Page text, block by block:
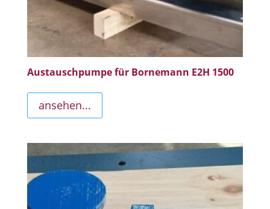
Austauschpumpe für Bornemann E2H 1500
ansehen...